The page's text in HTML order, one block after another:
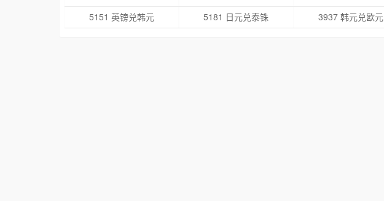
5151 英镑兑韩元
5181 日元兑泰铢 3937 韩元兑欧元